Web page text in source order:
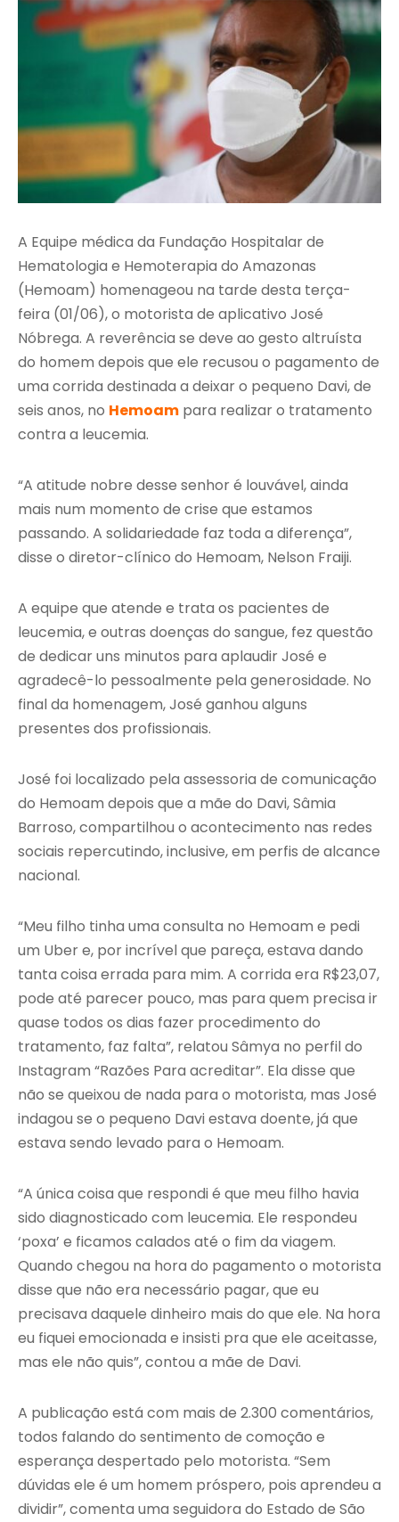
A Equipe médica da Fundação Hospitalar de
Hematologia e Hemoterapia do Amazonas
(Hemoam) homenageou na tarde desta terça-
feira (01/06), o motorista de aplicativo José
Nóbrega. A reverência se deve ao gesto altruísta
do homem depois que ele recusou o pagamento de
uma corrida destinada a deixar o pequeno Davi, de
seis anos, no Hemoam para realizar o tratamento
contra a leucemia.
“A atitude nobre desse senhor é louvável, ainda
mais num momento de crise que estamos
passando. A solidariedade faz toda a diferença”,
disse o diretor-clínico do Hemoam, Nelson Fraiji.
A equipe que atende e trata os pacientes de
leucemia, e outras doenças do sangue, fez questão
de dedicar uns minutos para aplaudir José e
agradecê-lo pessoalmente pela generosidade. No
final da homenagem, José ganhou alguns
presentes dos profissionais.
José foi localizado pela assessoria de comunicação
do Hemoam depois que a mãe do Davi, Sâmia
Barroso, compartilhou o acontecimento nas redes
sociais repercutindo, inclusive, em perfis de alcance
nacional.
“Meu filho tinha uma consulta no Hemoam e pedi
um Uber e, por incrível que pareça, estava dando
tanta coisa errada para mim. A corrida era R$23,07,
pode até parecer pouco, mas para quem precisa ir
quase todos os dias fazer procedimento do
tratamento, faz falta”, relatou Sâmya no perfil do
Instagram “Razões Para acreditar”. Ela disse que
não se queixou de nada para o motorista, mas José
indagou se o pequeno Davi estava doente, já que
estava sendo levado para o Hemoam.
“A única coisa que respondi é que meu filho havia
sido diagnosticado com leucemia. Ele respondeu
‘poxa’ e ficamos calados até o fim da viagem.
Quando chegou na hora do pagamento o motorista
disse que não era necessário pagar, que eu
precisava daquele dinheiro mais do que ele. Na hora
eu fiquei emocionada e insisti pra que ele aceitasse,
mas ele não quis”, contou a mãe de Davi.
A publicação está com mais de 2.300 comentários,
todos falando do sentimento de comoção e
esperança despertado pelo motorista. “Sem
dúvidas ele é um homem próspero, pois aprendeu a
dividir”, comenta uma seguidora do Estado de São